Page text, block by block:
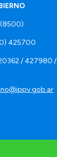
(8500)
425700
/ 427980 /